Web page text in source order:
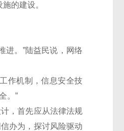
的建设。
。”陆益民说，网络
作机制，信息安全技
。”
，首先应从法律法规
办为，探讨风险驱动